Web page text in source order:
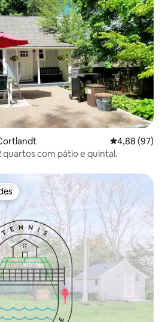
4,88 de uma
4,88 (97)
quartos com pátio e quintal.